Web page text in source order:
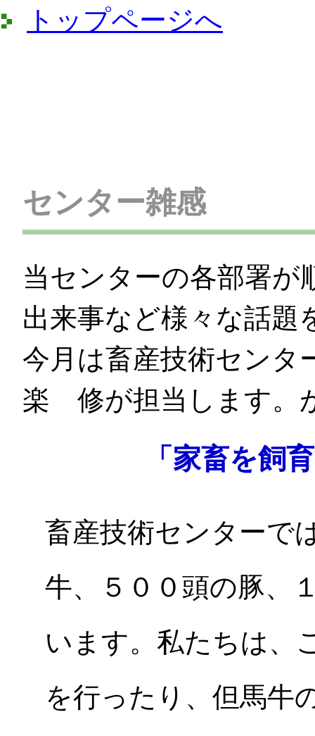
トップページへ
センター雑感
当センターの各部署が
出来事など様々な話題
今月は畜産技術セン
楽 修が担当します。
「家畜を飼
畜産技術センターで
牛、５００頭の豚、
います。私たちは、
を行ったり、但馬牛